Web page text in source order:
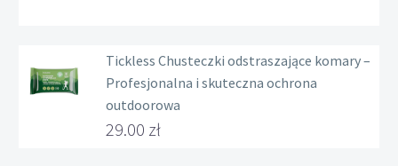
236.00 zł
do
Tickless Chusteczki odstraszające komary –
Profesjonalna i skuteczna ochrona
outdoorowa
29.00 zł